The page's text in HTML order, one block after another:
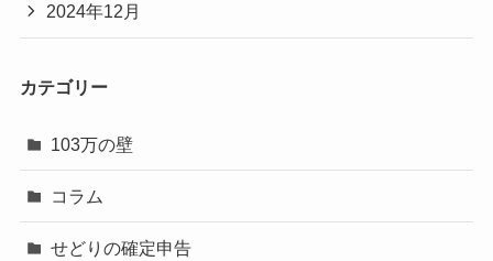
2024年12月
カテゴリー
103万の壁
コラム
せどりの確定申告